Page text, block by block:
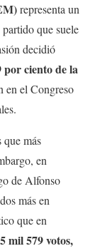
representa un
que suele
decidió
por ciento de la
en el Congreso
que más
en
de Alfonso
más en
que en
mil 579 votos,